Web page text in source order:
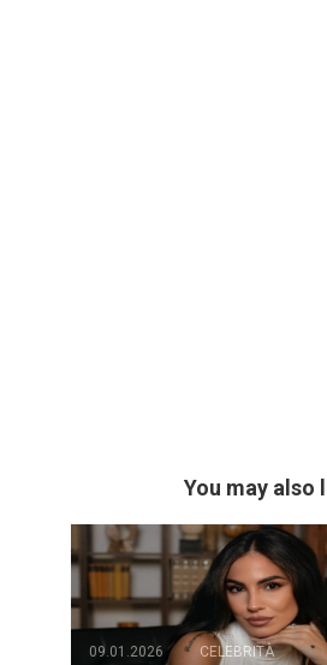
You may also
09.01.2026
CELEBRITÀ